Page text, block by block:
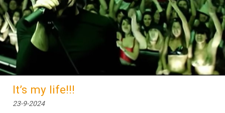
It’s my life!!!
23-9-2024